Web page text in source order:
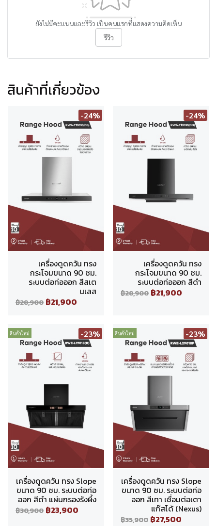
ยังไม่มีคะแนนและรีวิว เป็นคนแรกที่แสดงความคิดเห็น
รีวิว
สินค้าที่เกี่ยวข้อง
-24%
เครื่องดูดควัน ทรง
กระโจมขนาด 90 ซม.
ระบบต่อท่อออก สีสเต
นเลส
฿28,900 ฿21,900
-24%
เครื่องดูดควัน ทรง
กระโจมขนาด 90 ซม.
ระบบต่อท่อออก สีดำ
฿28,900 ฿21,900
สินค้าใหม่ -23%
เครื่องดูดควัน ทรง Slope
ขนาด 90 ซม. ระบบต่อท่อ
ออก สีดำ แผ่นกรองรังผึ้ง
฿30,900 ฿23,900
สินค้าใหม่ -23%
เครื่องดูดควัน ทรง Slope
ขนาด 90 ซม. ระบบต่อท่อ
ออก สีเทา เชื่อมต่อเตา
แก๊สได้ (Nexus)
฿35,900 ฿27,500